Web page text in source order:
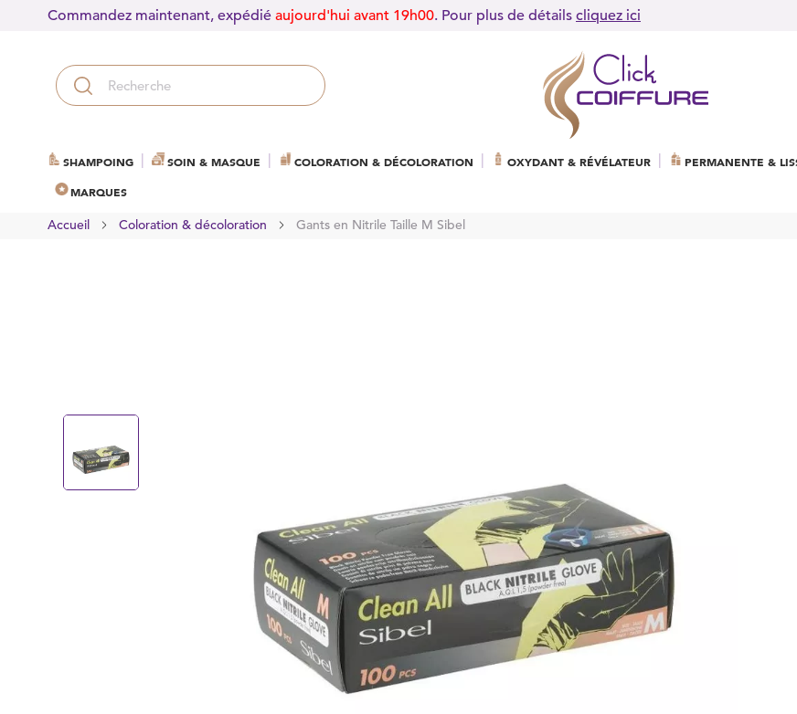
Commandez maintenant, expédié aujourd'hui avant 19h00. Pour plus de détails cliquez ici
SHAMPOING SOIN & MASQUE COLORATION & DÉCOLORATION OXYDANT & RÉVÉLATEUR PERMANENTE &
MARQUES
Accueil Coloration & décoloration Gants en Nitrile Taille M Sibel